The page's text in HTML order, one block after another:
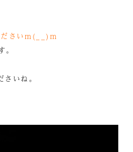
ださいm(__)m
さいね。